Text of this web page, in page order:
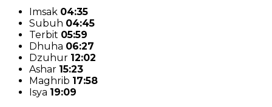
Imsak 04:35
Subuh 04:45
Terbit 05:59
Dhuha 06:27
Dzuhur 12:02
Ashar 15:23
Maghrib 17:58
Isya 19:09